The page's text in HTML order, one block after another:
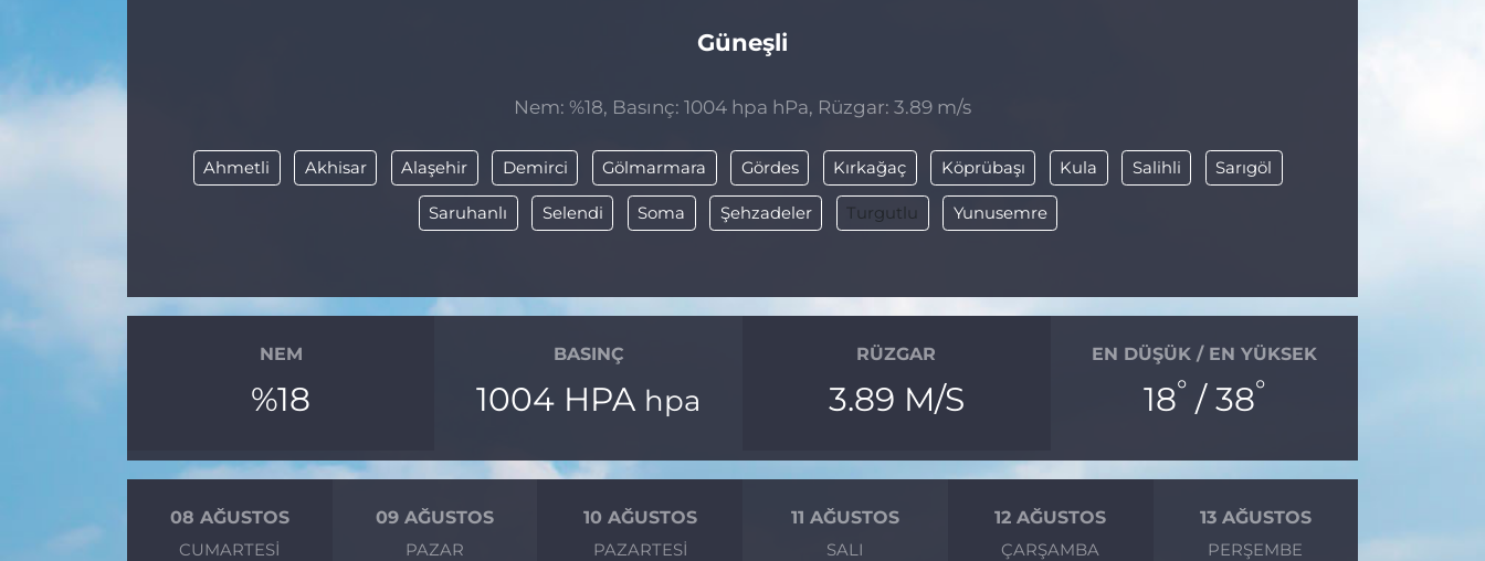
Güneşli
Nem: %18, Basınç: 1004 hpa hPa, Rüzgar: 3.89 m/s
Ahmetli Akhisar Alaşehir Demirci Gölmarmara Gördes Kırkağaç Köprübaşı Kula Salihli Sarıgöl
Saruhanlı Selendi Soma Şehzadeler Turgutlu Yunusemre
NEM
%18
BASINÇ
1004 HPA hpa
RÜZGAR
3.89 M/S
EN DÜŞÜK / EN YÜKSEK
18°/ 38°
08 AĞUSTOS
CUMARTESI
09 AĞUSTOS
PAZAR
10 AĞUSTOS
PAZARTESI
11 AĞUSTOS
SALI
12 AĞUSTOS
ÇARŞAMBA
13 AĞUSTOS
PERŞEMBE